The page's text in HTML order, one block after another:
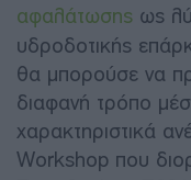
αφαλάτωσης ως
υδροδοτικής
θα μπορούσε να
διαφανή τρόπο
χαρακτηριστικά
Workshop που